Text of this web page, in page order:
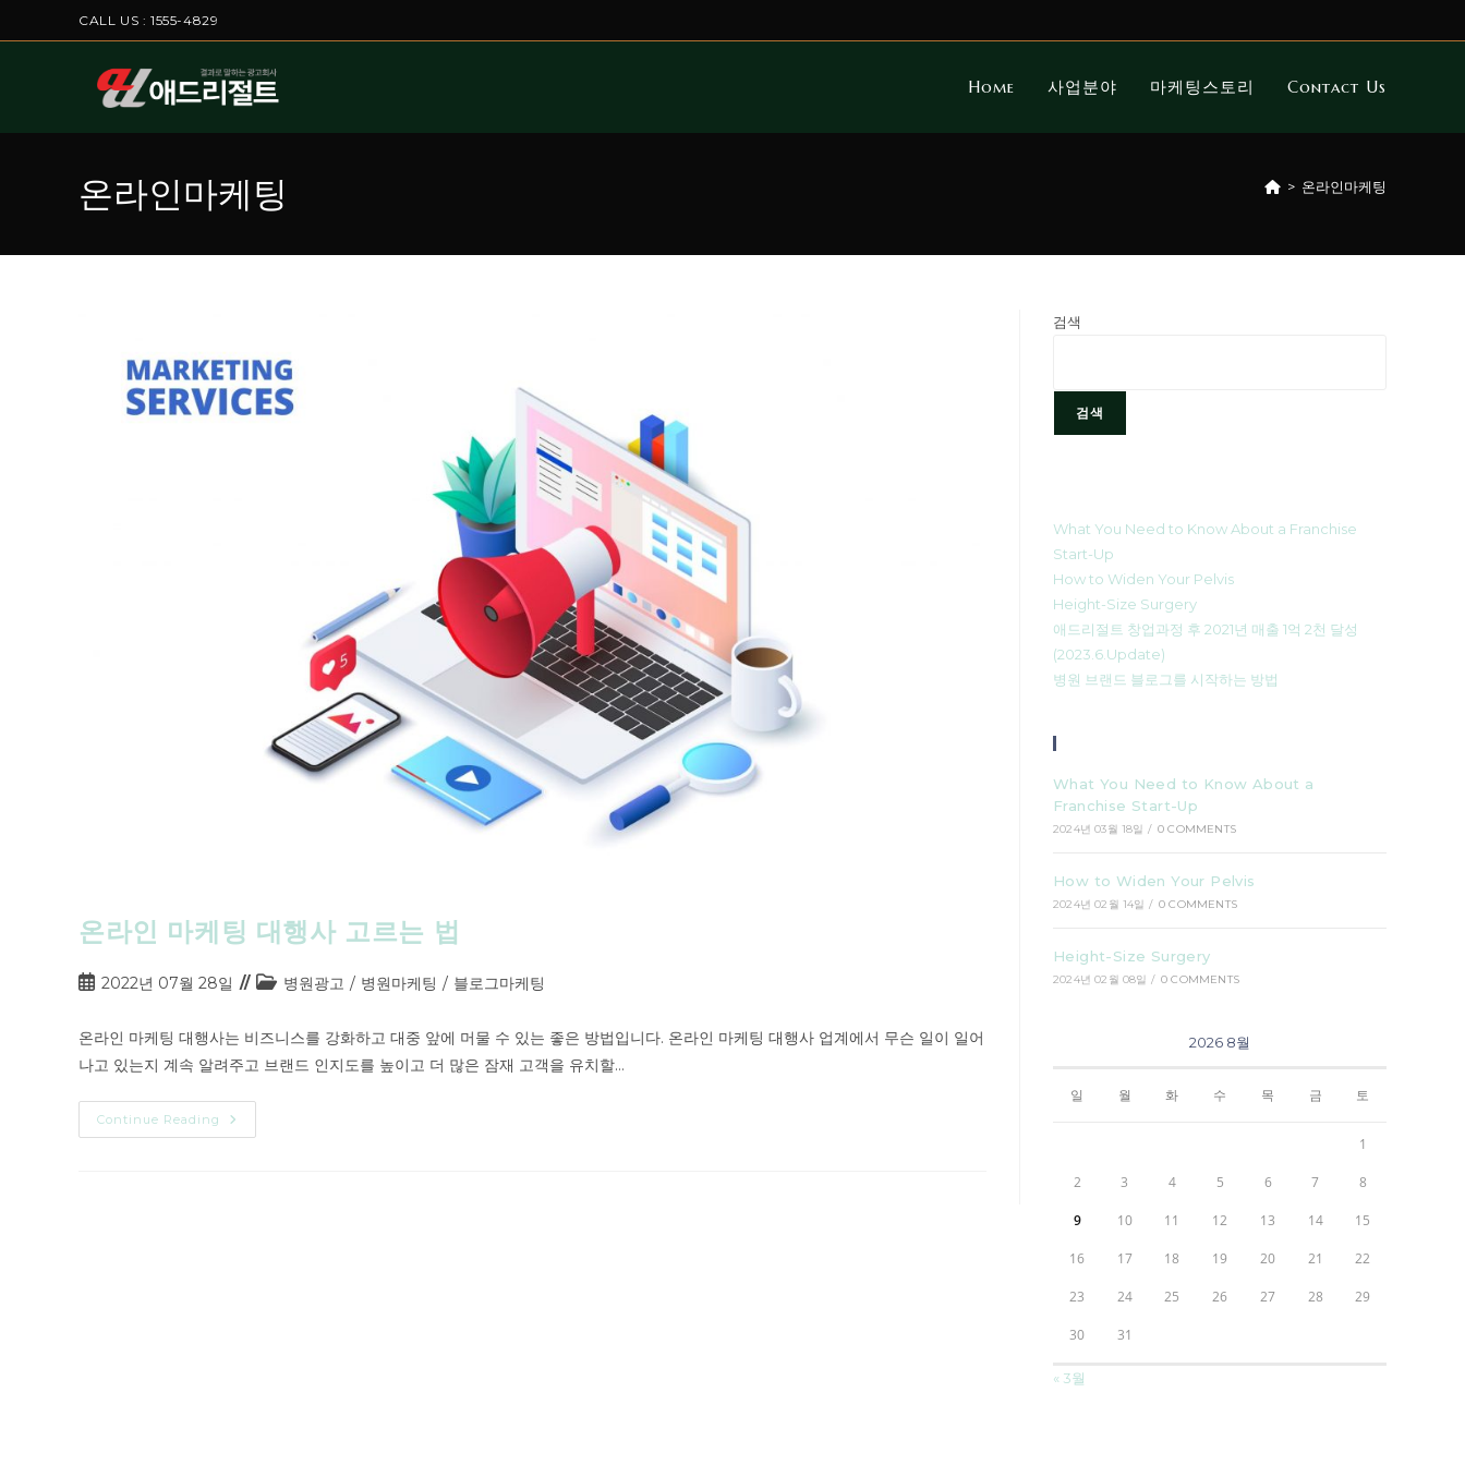
CALL US : 1555-4829
Home 사업분야 마케팅스토리 Contact Us
온라인마케팅 > 온라인마케팅
온라인 마케팅 대행사 고르는 법
2022년 07월 28일 병원광고 / 병원마케팅 / 블로그마케팅
온라인 마케팅 대행사는 비즈니스를 강화하고 대중 앞에 머물 수 있는 좋은 방법입니다. 온라인 마케팅 대행사 업계에서 무슨 일이 일어
나고 있는지 계속 알려주고 브랜드 인지도를 높이고 더 많은 잠재 고객을 유치할…
Continue Reading
검색
검색
What You Need to Know About a Franchise
Start-Up
How to Widen Your Pelvis
Height-Size Surgery
애드리절트 창업과정 후 2021년 매출 1억 2천 달성
(2023.6.Update)
병원 브랜드 블로그를 시작하는 방법
What You Need to Know About a
Franchise Start-Up
2024년 03월 18일 / 0 COMMENTS
How to Widen Your Pelvis
2024년 02월 14일 / 0 COMMENTS
Height-Size Surgery
2024년 02월 08일 / 0 COMMENTS
2026 8월
일 월 화 수 목 금 토
1
2 3 4 5 6 7 8
9 10 11 12 13 14 15
16 17 18 19 20 21 22
23 24 25 26 27 28 29
30 31
« 3월